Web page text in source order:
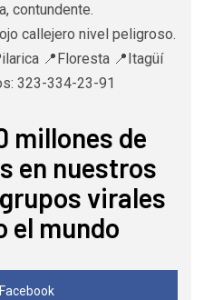
contundente.
callejero nivel peligroso.
📍Floresta 📍Itagüí
323-334-23-91
millones de
en nuestros
virales
el mundo
Facebook